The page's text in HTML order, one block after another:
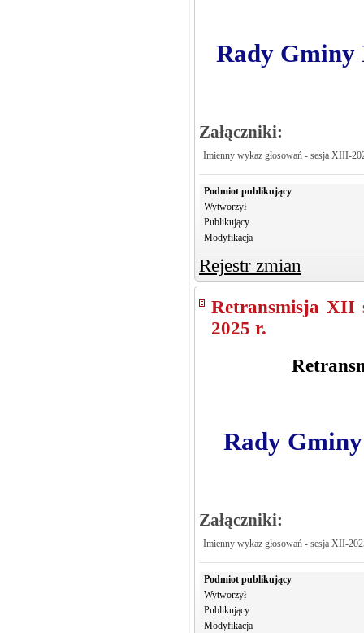
Rady Gminy
Załączniki:
Imienny wykaz głosowań - sesja XIII-
Podmiot publikujący
Wytworzył
Publikujący
Modyfikacja
Rejestr zmian
Retransmisja XII
2025 r.
Rady
Załączniki:
Imienny wykaz głosowań - sesja XII-
Podmiot publikujący
Wytworzył
Publikujący
Modyfikacja